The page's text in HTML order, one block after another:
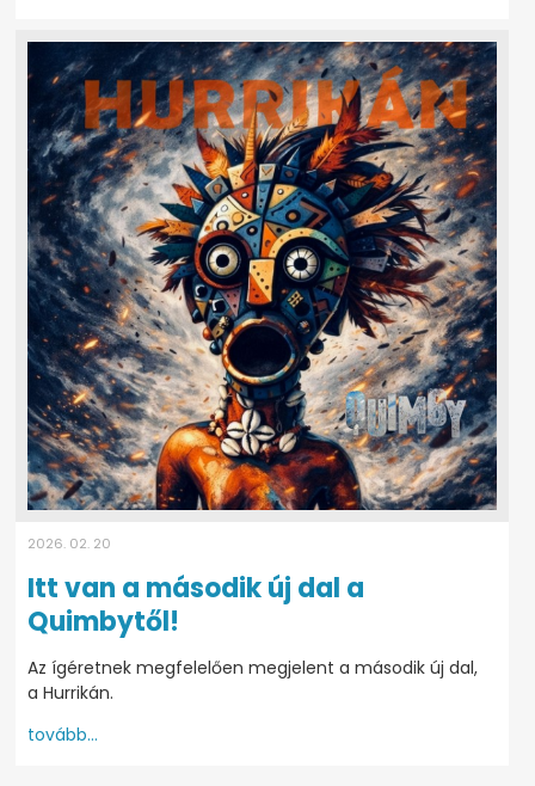
2026. 02. 20
Itt van a második új dal a
Quimbytől!
Az ígéretnek megfelelően megjelent a második új dal,
a Hurrikán.
tovább...